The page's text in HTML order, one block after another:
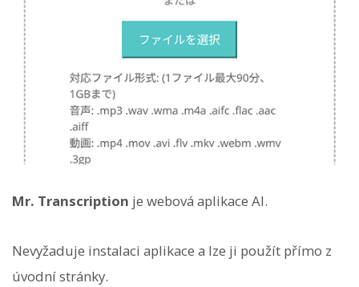
Mr. Transcription je webová aplikace AI.
Nevyžaduje instalaci aplikace a lze ji použít přímo z
úvodní stránky.